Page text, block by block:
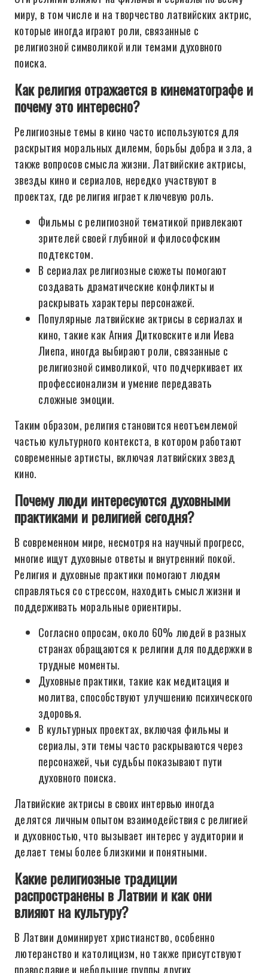
миру, в том числе и на творчество латвийских актрис,
которые иногда играют роли, связанные с
религиозной символикой или темами духовного
поиска.
Как религия отражается в кинематографе и
почему это интересно?
Религиозные темы в кино часто используются для
раскрытия моральных дилемм, борьбы добра и зла, а
также вопросов смысла жизни. Латвийские актрисы,
звезды кино и сериалов, нередко участвуют в
проектах, где религия играет ключевую роль.
Фильмы с религиозной тематикой привлекают
зрителей своей глубиной и философским
подтекстом.
В сериалах религиозные сюжеты помогают
создавать драматические конфликты и
раскрывать характеры персонажей.
Популярные латвийские актрисы в сериалах и
кино, такие как Агния Дитковските или Иева
Лиепа, иногда выбирают роли, связанные с
религиозной символикой, что подчеркивает их
профессионализм и умение передавать
сложные эмоции.
Таким образом, религия становится неотъемлемой
частью культурного контекста, в котором работают
современные артисты, включая латвийских звезд
кино.
Почему люди интересуются духовными
практиками и религией сегодня?
В современном мире, несмотря на научный прогресс,
многие ищут духовные ответы и внутренний покой.
Религия и духовные практики помогают людям
справляться со стрессом, находить смысл жизни и
поддерживать моральные ориентиры.
Согласно опросам, около 60% людей в разных
странах обращаются к религии для поддержки в
трудные моменты.
Духовные практики, такие как медитация и
молитва, способствуют улучшению психического
здоровья.
В культурных проектах, включая фильмы и
сериалы, эти темы часто раскрываются через
персонажей, чьи судьбы показывают пути
духовного поиска.
Латвийские актрисы в своих интервью иногда
делятся личным опытом взаимодействия с религией
и духовностью, что вызывает интерес у аудитории и
делает темы более близкими и понятными.
Какие религиозные традиции
распространены в Латвии и как они
влияют на культуру?
В Латвии доминирует христианство, особенно
лютеранство и католицизм, но также присутствуют
православие и небольшие группы других